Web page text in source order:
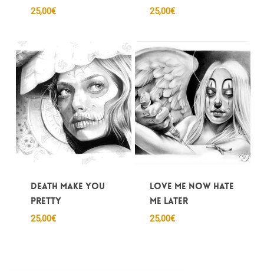
25,00€ 25,00€
Death make you
pretty
25,00€
Love me now hate
me later
25,00€